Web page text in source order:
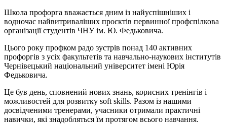
Школа профорга вважається дним із найуспішніших і
водночас найвитриваліших проєктів первинної профспілкова
організації студентів ЧНУ ім. Ю. Федьковича.
Цього року профком радо зустрів понад 140 активних
профоргів з усіх факультетів та навчально-наукових інститутів
Чернівецький національний університет імені Юрія
Федьковича.
Це був день, сповнений нових знань, корисних тренінгів і
можливостей для розвитку soft skills. Разом із нашими
досвідченими тренерами, учасники отримали практичні
навички, які знадобляться їм протягом всього навчання.